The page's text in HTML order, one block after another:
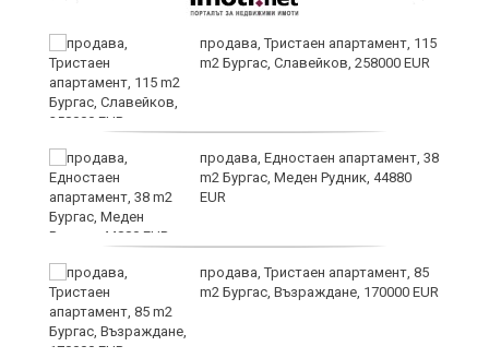
продава, Тристаен апартамент, 115
m2 Бургас, Славейков, 258000 EUR
продава, Едностаен апартамент, 38
m2 Бургас, Меден Рудник, 44880
EUR
продава, Тристаен апартамент, 85
m2 Бургас, Възраждане, 170000 EUR